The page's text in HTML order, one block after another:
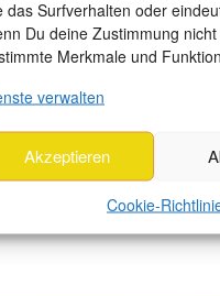
das Surfverhalten oder
Du deine Zustimmung
Merkmale und
verwalten
Akzeptieren
Cookie-
her. Wir lieben die
und viel
möchte, auch die
zusammen mit
in den Fokus
Jahr, Lea, diese